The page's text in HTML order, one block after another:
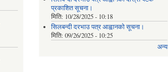
प्रकाशित सूचना।
मिति: 10/28/2025 - 10:18
सिलबन्दी दरभाउ पत्र आह्वानको सूचना।
मिति: 09/26/2025 - 10:25
अन्य